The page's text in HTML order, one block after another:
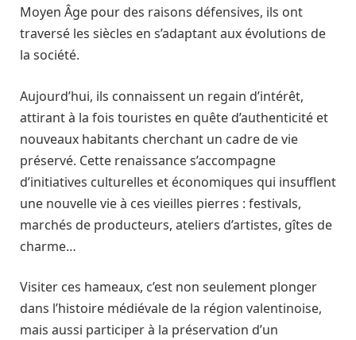
Moyen Âge pour des raisons défensives, ils ont
traversé les siècles en s’adaptant aux évolutions de
la société.
Aujourd’hui, ils connaissent un regain d’intérêt,
attirant à la fois touristes en quête d’authenticité et
nouveaux habitants cherchant un cadre de vie
préservé. Cette renaissance s’accompagne
d’initiatives culturelles et économiques qui insufflent
une nouvelle vie à ces vieilles pierres : festivals,
marchés de producteurs, ateliers d’artistes, gîtes de
charme…
Visiter ces hameaux, c’est non seulement plonger
dans l’histoire médiévale de la région valentinoise,
mais aussi participer à la préservation d’un